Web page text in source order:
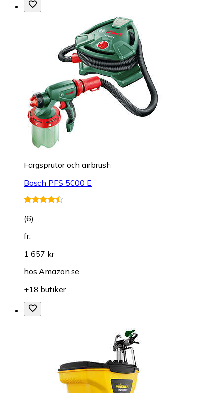
Färgsprutor och airbrush
Bosch PFS 5000 E
(6)
fr.
1 657 kr
hos Amazon.se
+18 butiker